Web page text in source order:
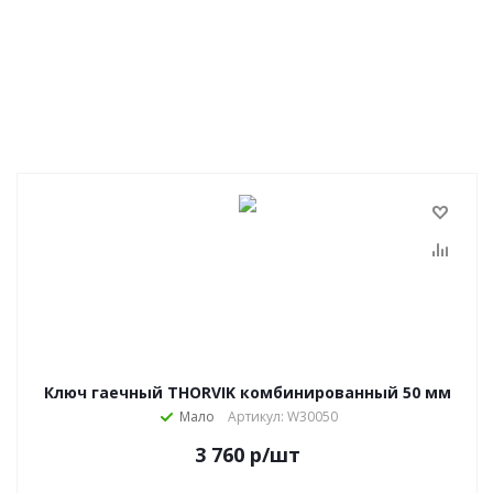
Ключ гаечный THORVIK комбинированный 50 мм
Мало Артикул: W30050
3 760 р/шт